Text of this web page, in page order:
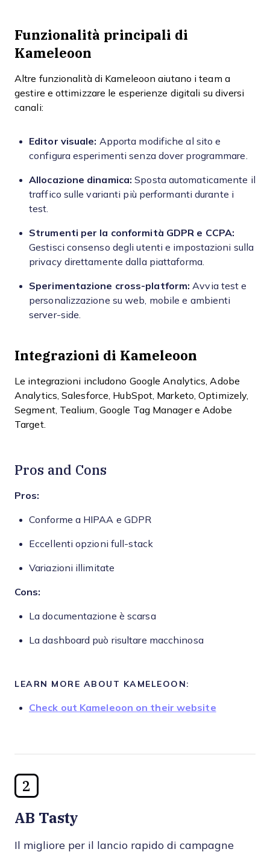
Funzionalità principali di
Kameleoon
Altre funzionalità di Kameleoon aiutano i team a
gestire e ottimizzare le esperienze digitali su diversi
canali:
Editor visuale: Apporta modifiche al sito e
configura esperimenti senza dover programmare.
Allocazione dinamica: Sposta automaticamente il
traffico sulle varianti più performanti durante i
test.
Strumenti per la conformità GDPR e CCPA:
Gestisci consenso degli utenti e impostazioni sulla
privacy direttamente dalla piattaforma.
Sperimentazione cross-platform: Avvia test e
personalizzazione su web, mobile e ambienti
server-side.
Integrazioni di Kameleoon
Le integrazioni includono Google Analytics, Adobe
Analytics, Salesforce, HubSpot, Marketo, Optimizely,
Segment, Tealium, Google Tag Manager e Adobe
Target.
Pros and Cons
Pros:
Conforme a HIPAA e GDPR
Eccellenti opzioni full-stack
Variazioni illimitate
Cons:
La documentazione è scarsa
La dashboard può risultare macchinosa
LEARN MORE ABOUT KAMELEOON:
Check out Kameleoon on their website
2
AB Tasty
Il migliore per il lancio rapido di campagne